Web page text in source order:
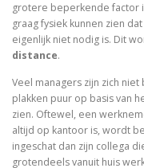
grotere beperkende factor
graag fysiek kunnen zien
eigenlijk niet nodig is. Dit
distance.
Veel managers zijn zich
plakken puur op basis van
zien. Oftewel, een
altijd op kantoor is, wordt
ingeschat dan zijn collega
grotendeels vanuit huis